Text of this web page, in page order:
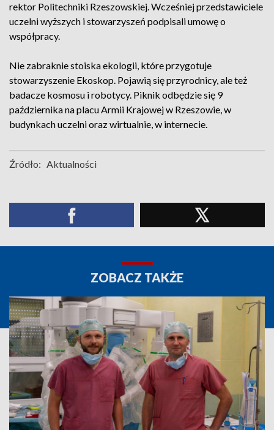
rektor Politechniki Rzeszowskiej. Wcześniej przedstawiciele
uczelni wyższych i stowarzyszeń podpisali umowę o
współpracy.
Nie zabraknie stoiska ekologii, które przygotuje
stowarzyszenie Ekoskop. Pojawią się przyrodnicy, ale też
badacze kosmosu i robotycy. Piknik odbędzie się 9
października na placu Armii Krajowej w Rzeszowie, w
budynkach uczelni oraz wirtualnie, w internecie.
Źródło: Aktualności
ZOBACZ TAKŻE